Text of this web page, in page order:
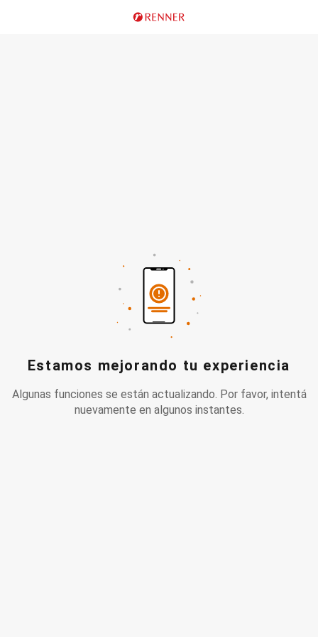
Estamos mejorando tu experiencia
Algunas funciones se están actualizando. Por favor, intentá
nuevamente en algunos instantes.